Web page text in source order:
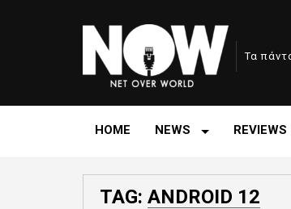
Τα
HOME NEWS REVIEWS
TAG: ANDROID 12